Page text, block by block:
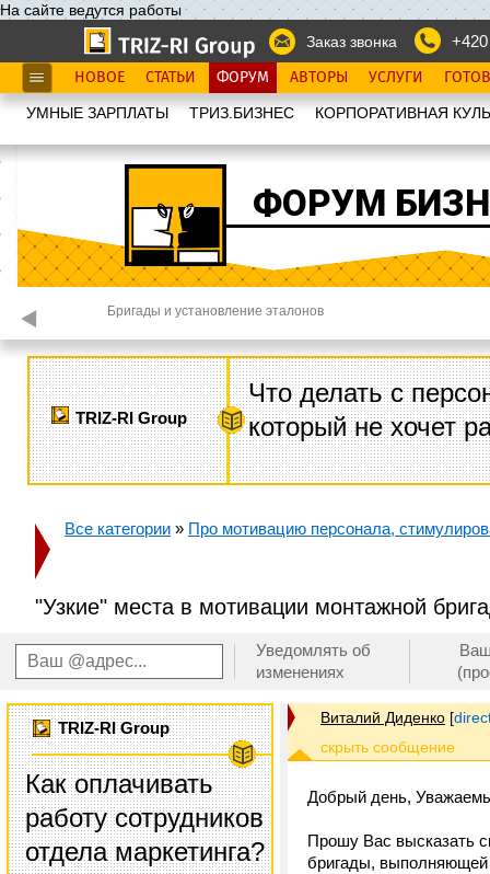
На сайте ведутся работы
Заказ звонка
НОВОЕ СТАТЬИ ФОРУМ АВТОРЫ УСЛУГИ
УМНЫЕ ЗАРПЛАТЫ ТРИЗ.БИЗНЕС КОРПОРАТИВНАЯ
ФОРУМ
Бригады и установление эталонов
TRIZ-RI Group
Что делать с
который не хочет
Все категории » Про мотивацию персонала,
"Узкие" места в мотивации монтажной
Уведомлять об
изменениях
TRIZ-RI Group
Как оплачивать
работу сотрудников
отдела маркетинга?
Виталий Диденко [
Добрый день,
Прошу Вас высказать
бригады, выполняющей